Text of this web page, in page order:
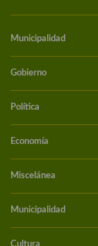
Municipalidad
Gobierno
Política
Economía
Miscelánea
Municipalidad
Cultura